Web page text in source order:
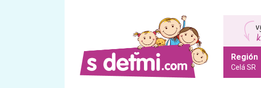
Región
Celá SR